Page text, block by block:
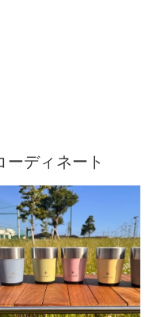
ーディネート